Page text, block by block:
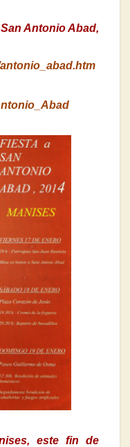
Antonio Abad,
este fin de